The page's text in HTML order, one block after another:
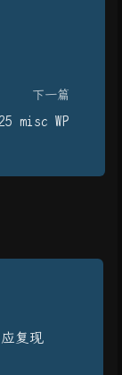
下一篇
misc WP
复现